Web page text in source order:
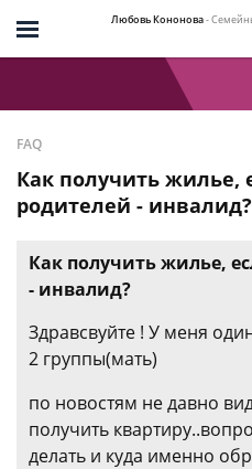
Любовь Кононова-
FAQ
Как получить жилье,
родителей - инвалид?
Как получить жилье,
- инвалид?
Здравсвуйте ! У меня
2 группы(мать)
по новостям не давно
получить
делать и куда именно